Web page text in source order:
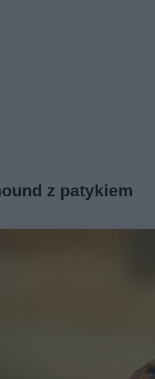
z patykiem